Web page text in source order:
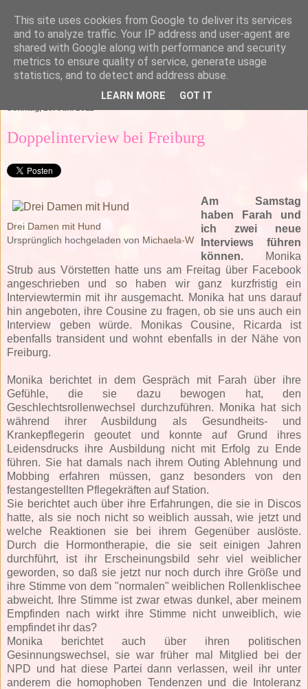
Sonntag, 26. Juni 2011
Doppelinterview bei Freiburg
Drei Damen mit Hund
Ursprünglich hochgeladen von Michaela-W
Am Samstag
haben Farah und
ich zwei neue
Interviews führen
können.
Monika
Strub aus Vörstetten hatte uns am Freitag über Facebook
angeschrieben und so haben wir ganz kurzfristig ein
Interviewtermin mit ihr ausgemacht. Monika hat uns darauf
hin angeboten, ihre Cousine zu fragen, ob sie uns auch ein
Interview geben würde. Monikas Cousine, Ricarda ist
ebenfalls transident und wohnt ebenfalls in der Nähe von
Freiburg.
Monika berichtet in dem Gespräch mit Farah über ihre
Gefühle, die sie dazu bewogen hat, den
Geschlechtsrollenwechsel durchzuführen. Monika hat sich
während ihrer Ausbildung als Gesundheits- und
Krankepflegerin geoutet und konnte auf Grund ihres
Leidensdrucks ihre Ausbildung nicht mit Erfolg zu Ende
führen. Sie hat damals nach ihrem Outing Ablehnung und
Mobbing erfahren müssen, ganz besonders von den
festangestellten Pflegekräften auf Station.
Sie berichtet auch über ihre Erfahrungen, die sie in Discos
hatte, als sie noch nicht so weiblich aussah, wie jetzt und
welche Reaktionen sie bei ihrem Gegenüber auslöste.
Durch die Hormontherapie, die sie seit einigen Jahren
durchführt, ist ihr Erscheinungsbild sehr viel weiblicher
geworden, so daß sie jetzt nur noch durch ihre Größe und
ihre Stimme von dem "normalen" weiblichen Rollenklischee
abweicht. Ihre Stimme ist zwar etwas dunkel, aber meinem
Empfinden nach wirkt ihre Stimme nicht unweiblich, wie
empfindet ihr das?
Monika berichtet auch über ihren politischen
Gesinnungswechsel, sie war früher mal Mitglied bei der
NPD und hat diese Partei dann verlassen, weil ihr unter
anderem die homophoben Tendenzen und die Intoleranz
This site uses cookies from Google to deliver its services
and to analyze traffic. Your IP address and user-agent are
shared with Google along with performance and security
metrics to ensure quality of service, generate usage
statistics, and to detect and address abuse.
LEARN MORE GOT IT